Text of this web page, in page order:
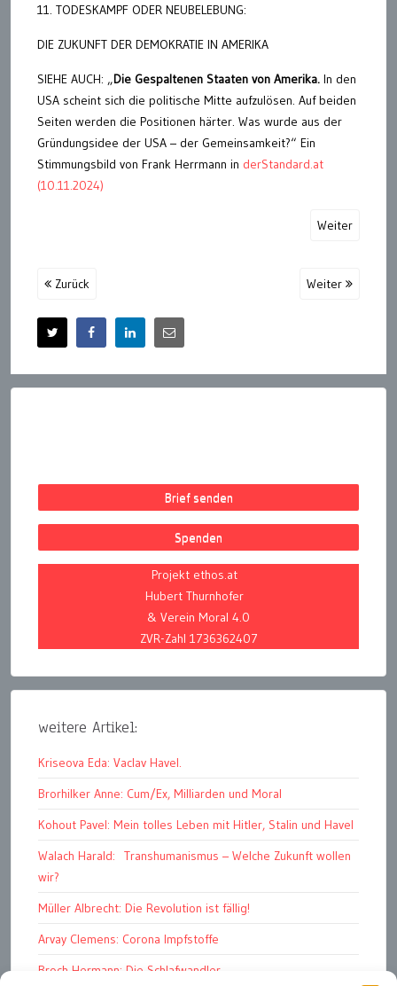
11. TODESKAMPF ODER NEUBELEBUNG:
DIE ZUKUNFT DER DEMOKRATIE IN AMERIKA
SIEHE AUCH: „Die Gespaltenen Staaten von Amerika. In den
USA scheint sich die politische Mitte aufzulösen. Auf beiden
Seiten werden die Positionen härter. Was wurde aus der
Gründungsidee der USA – der Gemeinsamkeit?“ Ein
Stimmungsbild von Frank Herrmann in derStandard.at
(10.11.2024)
Weiter
Zurück Weiter
Brief senden
Spenden
Projekt ethos.at
Hubert Thurnhofer
& Verein Moral 4.0
ZVR-Zahl 1736362407
weitere Artikel:
Kriseova Eda: Vaclav Havel.
Brorhilker Anne: Cum/Ex, Milliarden und Moral
Kohout Pavel: Mein tolles Leben mit Hitler, Stalin und Havel
Walach Harald: Transhumanismus – Welche Zukunft wollen
wir?
Müller Albrecht: Die Revolution ist fällig!
Arvay Clemens: Corona Impfstoffe
Broch Hermann: Die Schlafwandler